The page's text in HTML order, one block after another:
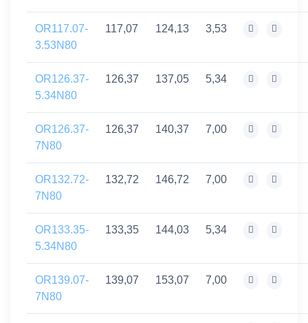
OR117.07-
3.53N80
117,07 124,13 3,53
OR126.37-
5.34N80
126,37 137,05 5,34
OR126.37-
7N80
126,37 140,37 7,00
OR132.72-
7N80
132,72 146,72 7,00
OR133.35-
5.34N80
133,35 144,03 5,34
OR139.07-
7N80
139,07 153,07 7,00